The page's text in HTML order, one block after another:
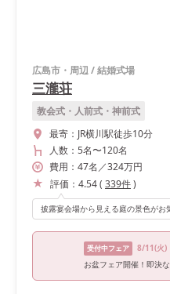
広島市・周辺/結婚式場
三瀧荘
教会式・人前式・神前式
最寄： JR横川駅徒歩10分
人数： 5名〜120名
費用： 47名 ／324万円
評価： 4.54( 339件)
受付中フェア 8/11(火)